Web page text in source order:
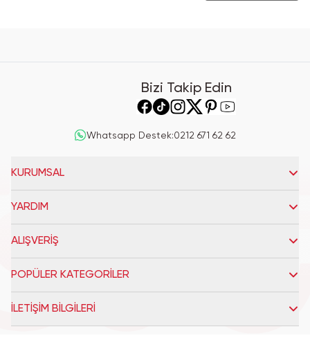
Bizi Takip Edin
Whatsapp Destek:0212 671 62 62
KURUMSAL
YARDIM
ALIŞVERİŞ
POPÜLER KATEGORİLER
İLETİŞİM BİLGİLERİ